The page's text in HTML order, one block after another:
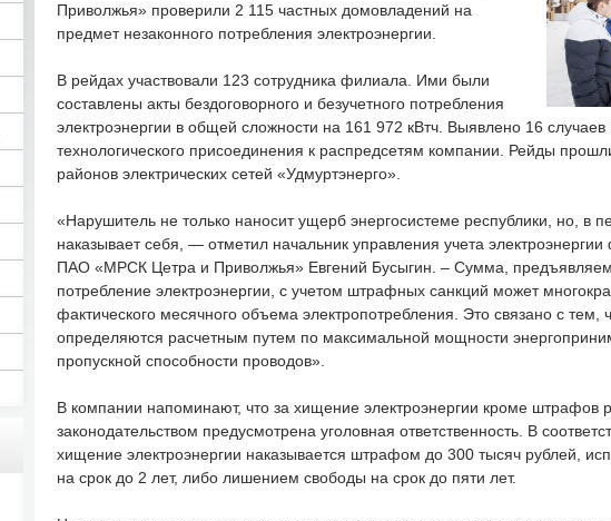
Приволжья» проверили 2 115 частных домовладений на
предмет незаконного потребления электроэнергии.
В рейдах участвовали 123 сотрудника филиала. Ими были
составлены акты бездоговорного и безучетного потребления
электроэнергии в общей сложности на 161 972 кВтч. Выявлено 16 случаев
технологического присоединения к распредсетям компании. Рейды
районов электрических сетей «Удмуртэнерго».
«Нарушитель не только наносит ущерб энергосистеме республики, но, в
наказывает себя, — отметил начальник управления учета
ПАО «МРСК Цетра и Приволжья» Евгений Бусыгин. – Сумма,
потребление электроэнергии, с учетом штрафных санкций может
фактического месячного объема электропотребления. Это связано с
определяются расчетным путем по максимальной мощности
пропускной способности проводов».
В компании напоминают, что за хищение электроэнергии кроме штрафов
законодательством предусмотрена уголовная ответственность. В
хищение электроэнергии наказывается штрафом до 300 тысяч рублей,
на срок до 2 лет, либо лишением свободы на срок до пяти лет.